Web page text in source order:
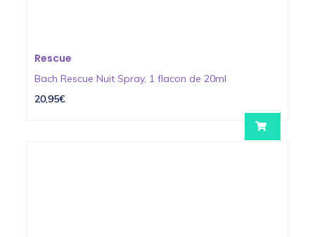
Rescue
Bach Rescue Nuit Spray, 1 flacon de 20ml
20,95€